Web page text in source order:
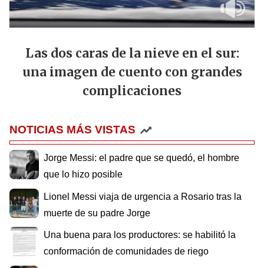
Las dos caras de la nieve en el sur:
una imagen de cuento con grandes
complicaciones
NOTICIAS MÁS VISTAS
Jorge Messi: el padre que se quedó, el hombre
que lo hizo posible
Lionel Messi viaja de urgencia a Rosario tras la
muerte de su padre Jorge
Una buena para los productores: se habilitó la
conformación de comunidades de riego